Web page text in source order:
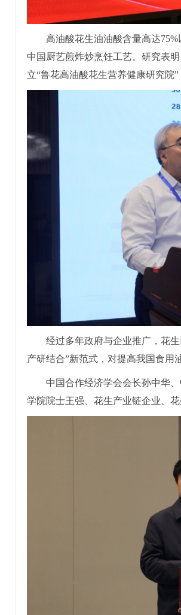
高油酸花生油油酸含量高达
中国厨艺煎炸炒烹饪工艺。研究表
立“鲁花高油酸花生营养健康研究院
经过多年政府与企业推广，花
产研结合”新范式，对提高我国食用
中国合作经济学会会长孙中华
学院院士王强、花生产业链企业、